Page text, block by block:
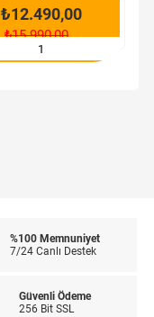
Teşhir
₺12.490,00
₺15.990,00
SEPETE EKLE
%100 Memnuniyet
7/24 Canlı Destek
Güvenli Ödeme
256 Bit SSL